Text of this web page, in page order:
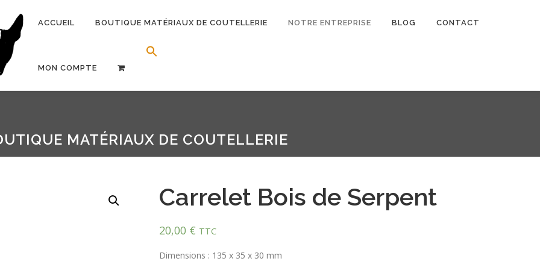
ACCUEIL BOUTIQUE MATÉRIAUX DE COUTELLERIE NOTRE ENTREPRISE BLOG CONTACT
MON COMPTE
MATÉRIAUX DE COUTELLERIE
Carrelet Bois de Serpent
20,00 € TTC
Dimensions : 135 x 35 x 30 mm